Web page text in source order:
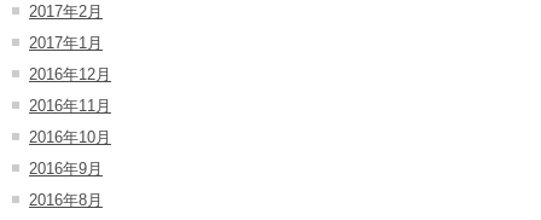
2017年2月
2017年1月
2016年12月
2016年11月
2016年10月
2016年9月
2016年8月